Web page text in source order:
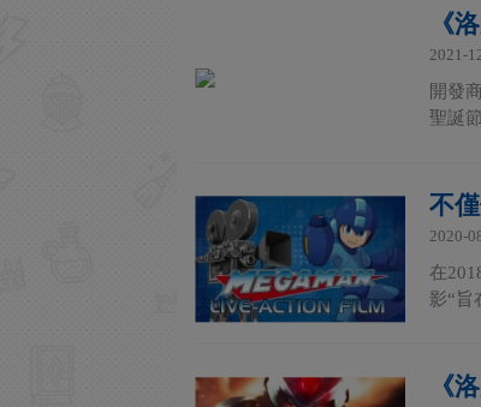
《
2021-
開發
聖誕
不
2020-
在
影“旨
《